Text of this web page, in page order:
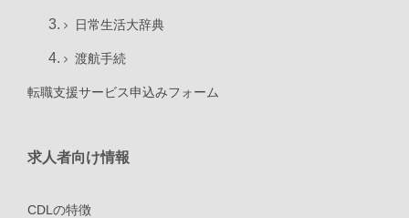
日常生活大辞典
渡航手続
転職支援サービス申込みフォーム
求人者向け情報
CDLの特徴